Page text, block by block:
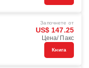
Започнете от
US$ 147.25
Цена/ Пакс
Книга